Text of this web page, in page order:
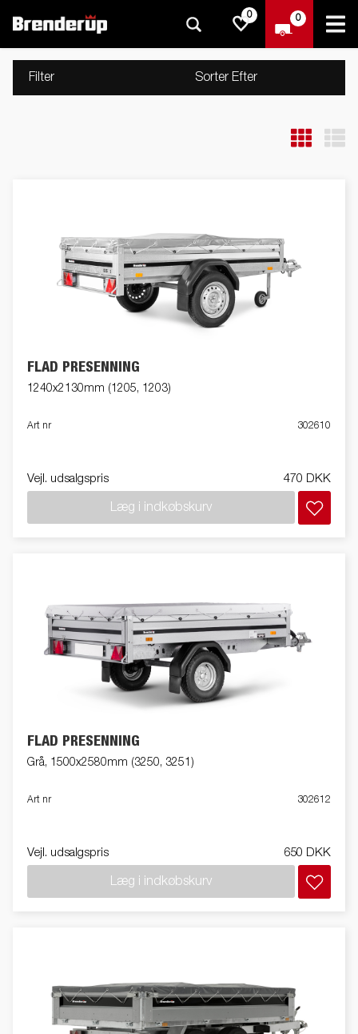
0 0
Filter Sorter Efter
FLAD PRESENNING
1240x2130mm (1205, 1203)
Art nr 302610
Vejl. udsalgspris 470 DKK
Læg i indkøbskurv
FLAD PRESENNING
Grå, 1500x2580mm (3250, 3251)
Art nr 302612
Vejl. udsalgspris 650 DKK
Læg i indkøbskurv